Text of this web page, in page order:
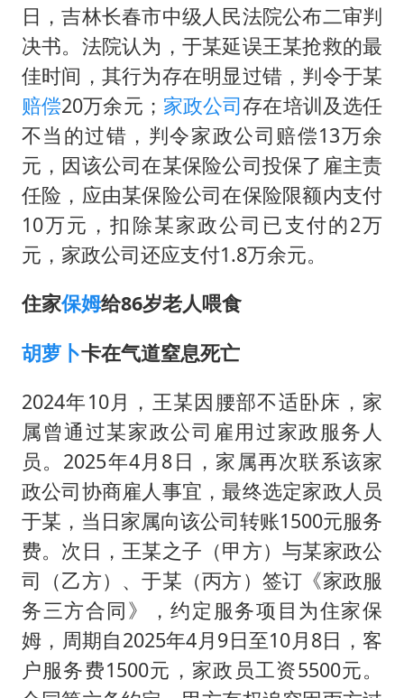
奋进开新局 实干挑大梁
日，吉林长春市中级人民法院公布二审判
决书。法院认为，于某延误王某抢救的最
佳时间，其行为存在明显过错，判令于某
赔偿20万余元； 家政公司存在培训及选任
不当的过错，判令家政公司赔偿13万余
元，因该公司在某保险公司投保了雇主责
任险，应由某保险公司在保险限额内支付
10万元，扣除某家政公司已支付的2万
元，家政公司还应支付1.8万余元。
住家保姆给86岁老人喂食
胡萝卜卡在气道窒息死亡
2024年10月，王某因腰部不适卧床，家
属曾通过某家政公司雇用过家政服务人
员。2025年4月8日，家属再次联系该家
政公司协商雇人事宜，最终选定家政人员
于某，当日家属向该公司转账1500元服务
费。次日，王某之子（甲方）与某家政公
司（乙方）、于某（丙方）签订《家政服
务三方合同》，约定服务项目为住家保
姆，周期自2025年4月9日至10月8日，客
户服务费1500元，家政员工资5500元。